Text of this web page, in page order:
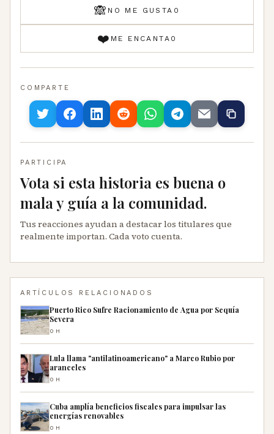
🙈 NO ME GUSTA 0
❤️ ME ENCANTA 0
COMPARTE
PARTICIPA
Vota si esta historia es buena o
mala y guía a la comunidad.
Tus reacciones ayudan a destacar los titulares que
realmente importan. Cada voto cuenta.
ARTÍCULOS RELACIONADOS
Puerto Rico Sufre Racionamiento de Agua por Sequía
Severa
0H
Lula llama "antilatinoamericano" a Marco Rubio por
aranceles
0H
Cuba amplía beneficios fiscales para impulsar las
energías renovables
0H